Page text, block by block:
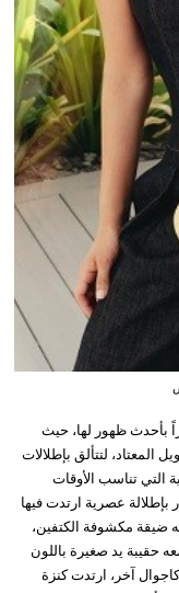
بأحدث ظهور لها، حيث
لتتألق بإطلالات
التي تناسب الأوقات
بإطلالة عصرية ارتدت فيها
ضيقة مكشوفة الكتفين،
حقيبة يد صغيرة باللون
آخر، ارتدت كنزة